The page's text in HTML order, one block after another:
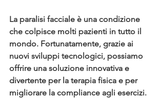
La paralisi facciale è una condizione
che colpisce molti pazienti in tutto il
mondo. Fortunatamente, grazie ai
nuovi sviluppi tecnologici, possiamo
offrire una soluzione innovativa e
divertente per la terapia fisica e per
migliorare la compliance agli esercizi.